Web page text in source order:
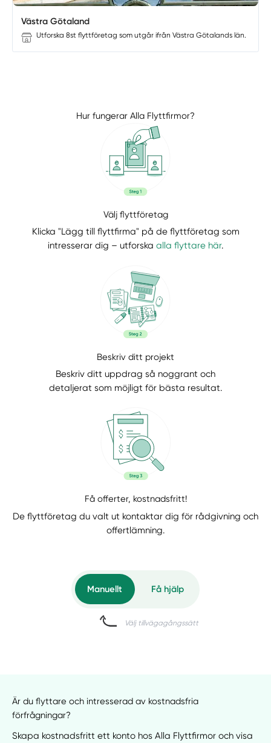
Västra Götaland
Utforska 8st flyttföretag som utgår ifrån Västra Götalands län.
Hur fungerar Alla Flyttfirmor?
Välj flyttföretag
Klicka "Lägg till flyttfirma" på de flyttföretag som
intresserar dig – utforska alla flyttare här.
Beskriv ditt projekt
Beskriv ditt uppdrag så noggrant och
detaljerat som möjligt för bästa resultat.
Få offerter, kostnadsfritt!
De flyttföretag du valt ut kontaktar dig för rådgivning och
offertlämning.
Manuellt Få hjälp
Välj tillvägagångssätt
Är du flyttare och intresserad av kostnadsfria
förfrågningar?
Skapa kostnadsfritt ett konto hos Alla Flyttfirmor och visa